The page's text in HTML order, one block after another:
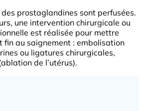
des prostaglandines sont perfusées.
une intervention chirurgicale ou
est réalisée pour mettre
fin au saignement : embolisation
ou ligatures chirurgicales,
de l’utérus).